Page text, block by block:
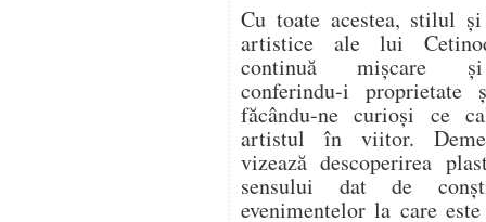
Cu toate acestea, stilul
artistice ale lui
continuă mișcare
conferindu-i proprietate
făcându-ne curioși ce
artistul în viitor.
vizează descoperirea
sensului dat de
evenimentelor la care